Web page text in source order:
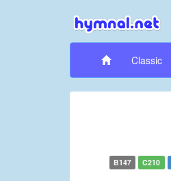
Classic
B147 C210